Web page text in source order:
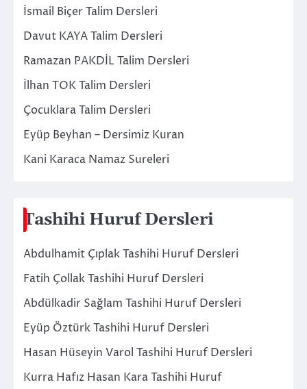
İsmail Biçer Talim Dersleri
Davut KAYA Talim Dersleri
Ramazan PAKDİL Talim Dersleri
İlhan TOK Talim Dersleri
Çocuklara Talim Dersleri
Eyüp Beyhan – Dersimiz Kuran
Kani Karaca Namaz Sureleri
Tashihi Huruf Dersleri
Abdulhamit Çıplak Tashihi Huruf Dersleri
Fatih Çollak Tashihi Huruf Dersleri
Abdülkadir Sağlam Tashihi Huruf Dersleri
Eyüp Öztürk Tashihi Huruf Dersleri
Hasan Hüseyin Varol Tashihi Huruf Dersleri
Kurra Hafız Hasan Kara Tashihi Huruf